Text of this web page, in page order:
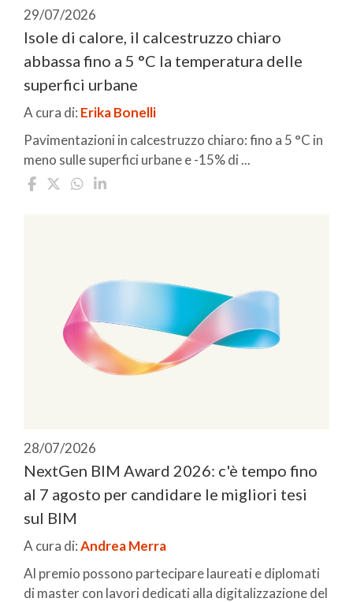
29/07/2026
Isole di calore, il calcestruzzo chiaro
abbassa fino a 5 °C la temperatura delle
superfici urbane
A cura di: Erika Bonelli
Pavimentazioni in calcestruzzo chiaro: fino a 5 °C in
meno sulle superfici urbane e -15% di ...
28/07/2026
NextGen BIM Award 2026: c'è tempo fino
al 7 agosto per candidare le migliori tesi
sul BIM
A cura di:Andrea Merra
Al premio possono partecipare laureati e diplomati
di master con lavori dedicati alla digitalizzazione del